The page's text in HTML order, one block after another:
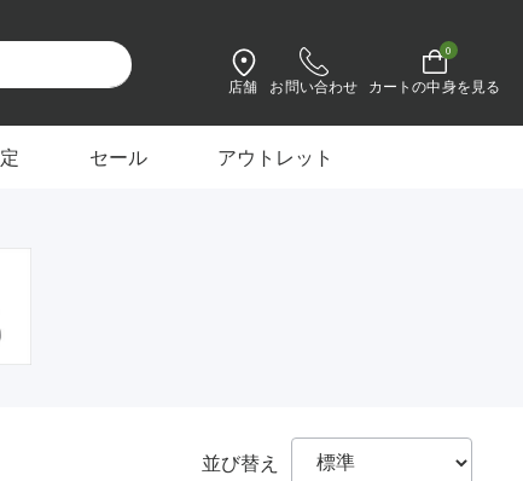
店舗 お問い合わせ カートの中身を見る
0
セール アウトレット
設定を変更
並び替え